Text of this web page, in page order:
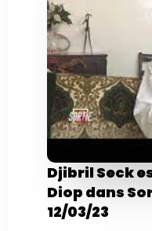
Djibril Seck
Diop dans
12/03/23